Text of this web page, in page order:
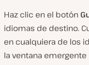
Haz clic en el botón
idiomas de destino.
en cualquiera de los
la ventana